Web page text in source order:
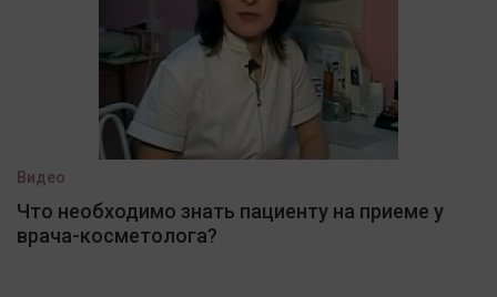
Видео
Что необходимо знать пациенту на приеме у
врача-косметолога?